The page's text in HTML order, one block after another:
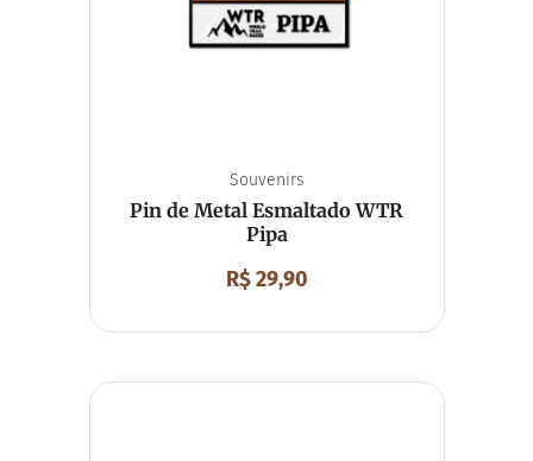
Souvenirs
Pin de Metal Esmaltado WTR
Pipa
R$29,90